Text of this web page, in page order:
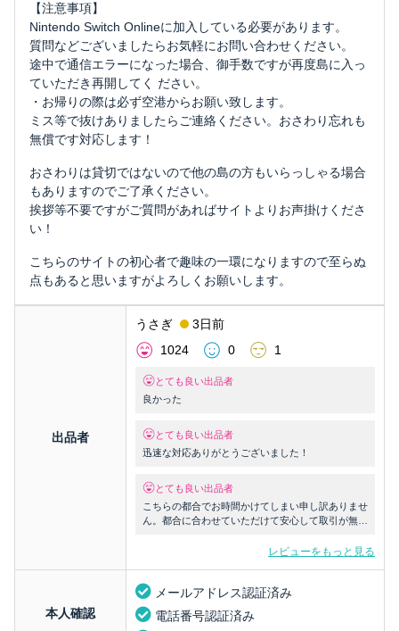
【注意事項】
Nintendo Switch Onlineに加入している必要があります。
質問などございましたらお気軽にお問い合わせください。
途中で通信エラーになった場合、御手数ですが再度島に入っ
ていただき再開してく ださい。
・お帰りの際は必ず空港からお願い致します。
ミス等で抜けありましたらご連絡ください。おさわり忘れも
無償です対応します！
おさわりは貸切ではないので他の島の方もいらっしゃる場合
もありますのでご了承ください。
挨拶等不要ですがご質問があればサイトよりお声掛けくださ
い！
こちらのサイトの初心者で趣味の一環になりますので至らぬ
点もあると思いますがよろしくお願いします。
出品者
うさぎ
3日前
1024
0 1
とても良い出品者
良かった
とても良い出品者
迅速な対応ありがとうございました！
とても良い出品者
こちらの都合でお時間かけてしまい申し訳ありませ
ん。都合に合わせていただけて安心して取引が無事
レビューをもっと見る
本人確認
メールアドレス認証済み
電話番号認証済み